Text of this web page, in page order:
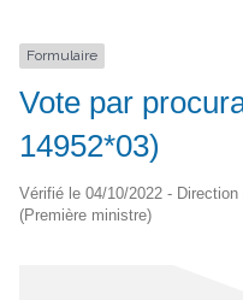
Formulaire
Vote par
14952*03)
Vérifié le 04/10/2022 -
(Première ministre)